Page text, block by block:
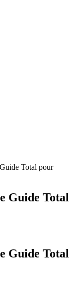
Total pour
Guide Total
Guide Total